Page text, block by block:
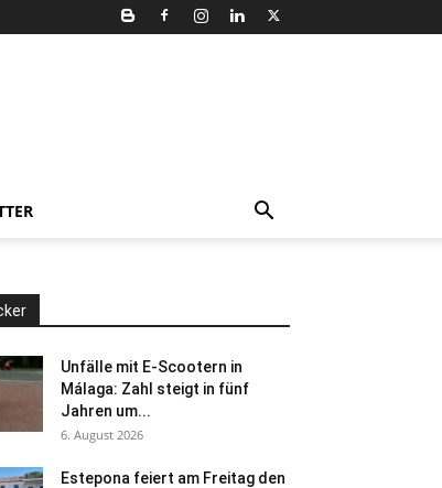
Unfälle mit E-Scootern in
Málaga: Zahl steigt in fünf
Jahren um...
6. August 2026
Estepona feiert am Freitag den